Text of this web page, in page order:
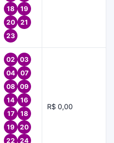
18
19
20
21
23
02
03
04
07
08
09
14
16
17
18
19
20
22
24
R$ 0,00